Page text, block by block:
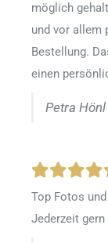
möglich
und vor allem
Bestellung.
einen
Petra Hönl
Top Fotos
Jederzeit gern